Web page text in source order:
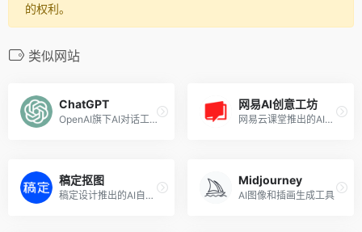
的权利。
类似网站
ChatGPT
OpenAI旗下AI对话工具
网易AI创意工坊
网易云课堂推出的AI作画平台，在线使用Stable Diffusion出图
稿定抠图
稿定设计推出的AI自动消除背景工具
Midjourney
AI图像和插画生成工具